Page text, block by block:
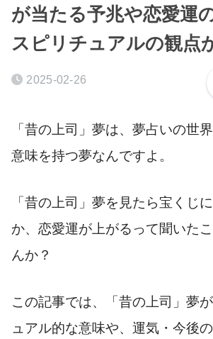
が当たる予兆や恋愛運
スピリチュアルの観点
2025-02-26
「昔の上司」夢は、夢占いの世
意味を持つ夢なんですよ。
「昔の上司」夢を見たら宝くじ
か、恋愛運が上がるって聞いた
んか？
この記事では、「昔の上司」夢
ュアル的な意味や、運気・今後